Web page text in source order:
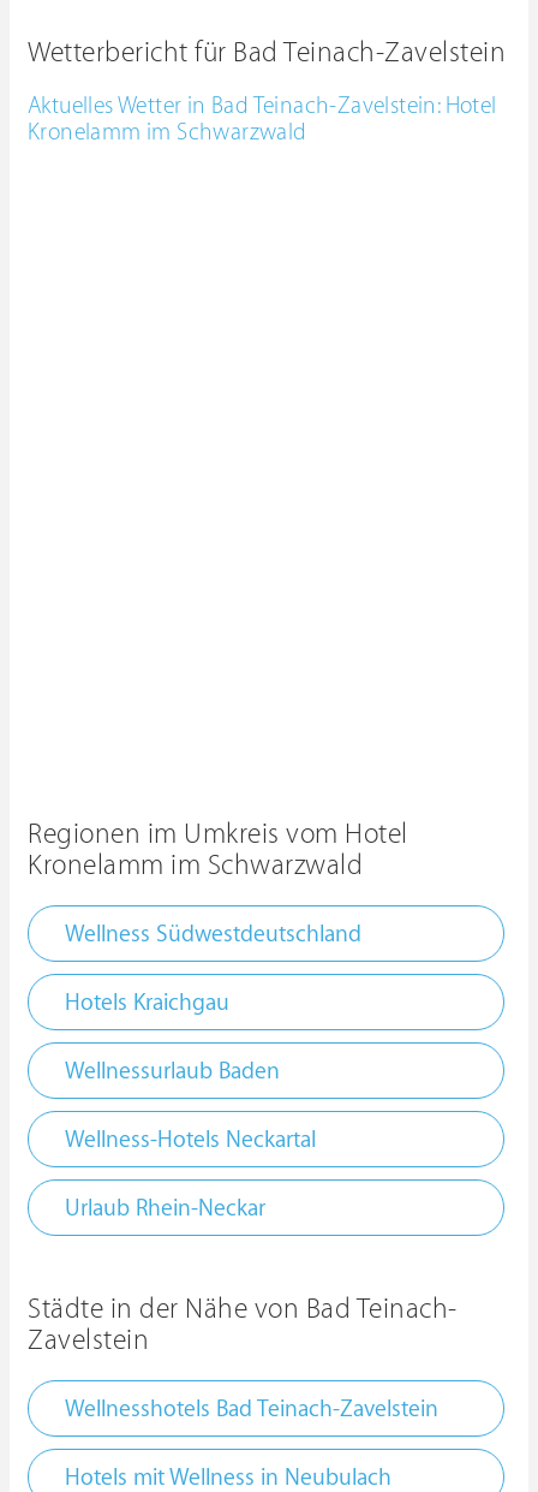
Wetterbericht für Bad Teinach-Zavelstein
Aktuelles Wetter in Bad Teinach-Zavelstein: Hotel
Kronelamm im Schwarzwald
Regionen im Umkreis vom Hotel
Kronelamm im Schwarzwald
Wellness Südwestdeutschland
Hotels Kraichgau
Wellnessurlaub Baden
Wellness-Hotels Neckartal
Urlaub Rhein-Neckar
Städte in der Nähe von Bad Teinach-
Zavelstein
Wellnesshotels Bad Teinach-Zavelstein
Hotels mit Wellness in Neubulach